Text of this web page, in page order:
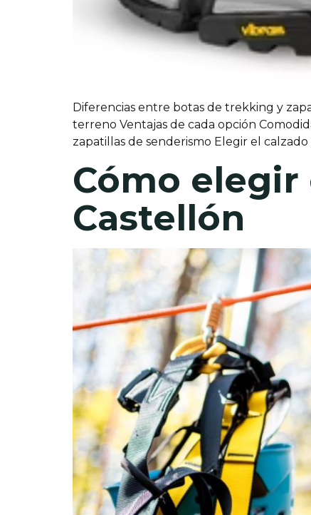
Diferencias entre botas de trekking y
terreno Ventajas de cada opción
zapatillas de senderismo Elegir el
Cómo
Castellón